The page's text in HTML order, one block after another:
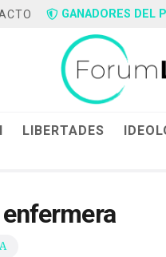
GANADORES DEL
LIBERTADES